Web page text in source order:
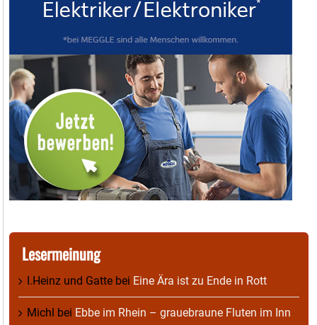
Lesermeinung
I.Heinz und Gatte bei Eine Ära ist zu Ende in Rott
Michl bei Ebbe im Rhein – grauebraune Fluten im Inn